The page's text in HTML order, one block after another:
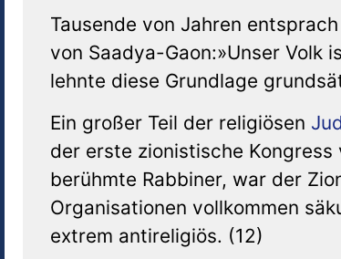
Tausende von Jahren
von Saadya-Gaon:»Unser Volk
lehnte diese Grundlage
Ein großer Teil der religiösen
der erste zionistische
berühmte Rabbiner, war der
Organisationen vollkommen
extrem antireligiös. (12)